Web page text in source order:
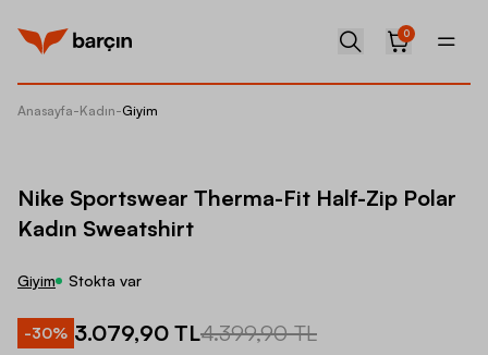
0
Anasayfa-Kadın-Giyim
Nike Sportswear Therma-Fit Half-Zip Polar
Kadın Sweatshirt
Giyim Stokta var
-30% 3.079,90 TL4.399,90 TL